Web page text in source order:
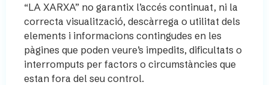
“LA XARXA” no garantix l’accés continuat, ni la
correcta visualització, descàrrega o utilitat dels
elements i informacions contingudes en les
pàgines que poden veure’s impedits, dificultats o
interromputs per factors o circumstàncies que
estan fora del seu control.